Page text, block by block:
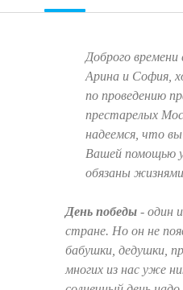
Доброго
Арина и София,
по проведению
престарелых
надеемся, что
Вашей помощью
обязаны
День победы-один
стране. Но он не
бабушки, дедушки,
многих из нас уже